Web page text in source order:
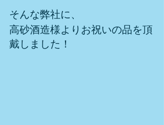
そんな弊社に、
高砂酒造様よりお祝いの品を頂
戴しました！